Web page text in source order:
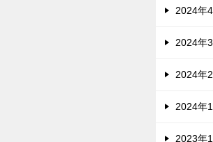
2024年
2024年
2024年
2024年
2023年